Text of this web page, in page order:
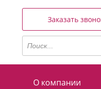
Заказать
О компании